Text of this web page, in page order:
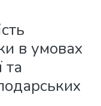
в умовах
та